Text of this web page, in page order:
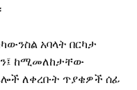
አባላት በርካታ
ከሚመለከታቸው
ለቀረቡት ጥያቄዎች ሰፊ